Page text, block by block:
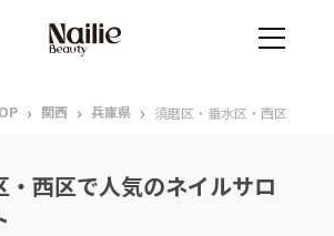
› 関西 › 兵庫県 › 須磨区・垂水区・西区
西区で人気のネイルサロ